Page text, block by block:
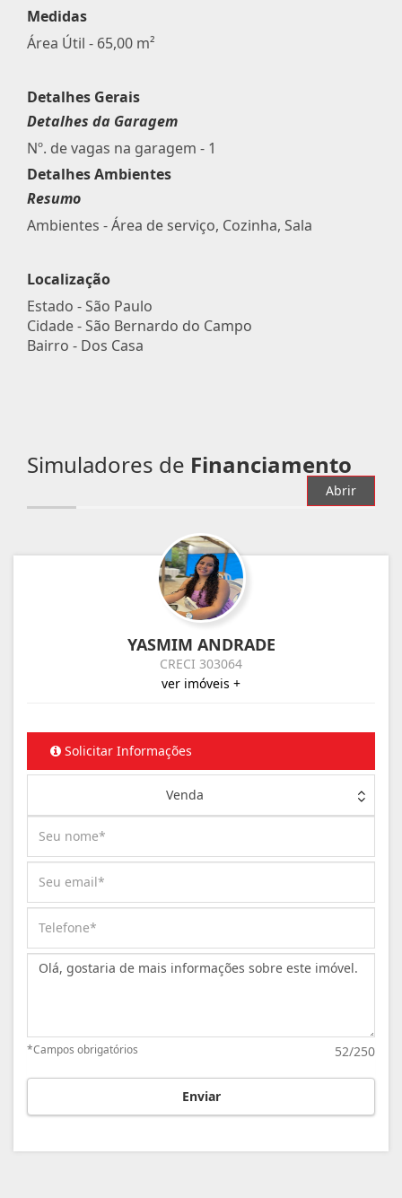
Medidas
Área Útil - 65,00 m²
Detalhes Gerais
Detalhes da Garagem
Nº. de vagas na garagem - 1
Detalhes Ambientes
Resumo
Ambientes - Área de serviço, Cozinha, Sala
Localização
Estado -São Paulo
Cidade -São Bernardo do Campo
Bairro - Dos Casa
Simuladores de Financiamento
Abrir
YASMIM ANDRADE
CRECI 303064
ver imóveis +
Solicitar Informações
Venda
Mensagem:
52/250
*Campos obrigatórios
Enviar